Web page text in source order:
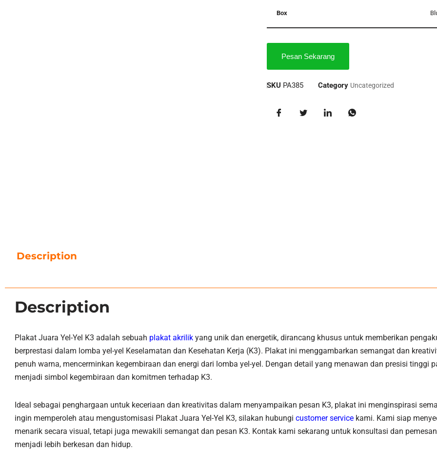
Box
Pesan Sekarang
SKU PA385 Category Uncategorized
Description
Description
Plakat Juara Yel-Yel K3 adalah sebuah plakat akrilik yang unik dan energetik, dirancang khusus untuk memberikan
berprestasi dalam lomba yel-yel Keselamatan dan Kesehatan Kerja (K3). Plakat ini menggambarkan semangat dan
penuh warna, mencerminkan kegembiraan dan energi dari lomba yel-yel. Dengan detail yang menawan dan presisi tinggi
menjadi simbol kegembiraan dan komitmen terhadap K3.
Ideal sebagai penghargaan untuk keceriaan dan kreativitas dalam menyampaikan pesan K3, plakat ini menginspirasi
ingin memperoleh atau mengustomisasi Plakat Juara Yel-Yel K3, silakan hubungi customer service kami. Kami siap
menarik secara visual, tetapi juga mewakili semangat dan pesan K3. Kontak kami sekarang untuk konsultasi dan
menjadi lebih berkesan dan hidup.